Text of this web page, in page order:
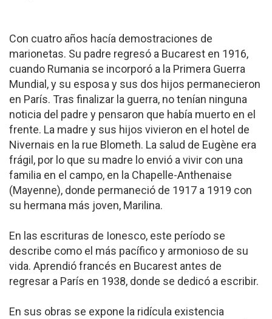
Con cuatro años hacía demostraciones de
marionetas. Su padre regresó a Bucarest en 1916,
cuando Rumania se incorporó a la Primera Guerra
Mundial, y su esposa y sus dos hijos permanecieron
en París. Tras finalizar la guerra, no tenían ninguna
noticia del padre y pensaron que había muerto en el
frente. La madre y sus hijos vivieron en el hotel de
Nivernais en la rue Blometh. La salud de Eugène era
frágil, por lo que su madre lo envió a vivir con una
familia en el campo, en la Chapelle-Anthenaise
(Mayenne), donde permaneció de 1917 a 1919 con
su hermana más joven, Marilina.
En las escrituras de Ionesco, este período se
describe como el más pacífico y armonioso de su
vida. Aprendió francés en Bucarest antes de
regresar a París en 1938, donde se dedicó a escribir.
En sus obras se expone la ridícula existencia